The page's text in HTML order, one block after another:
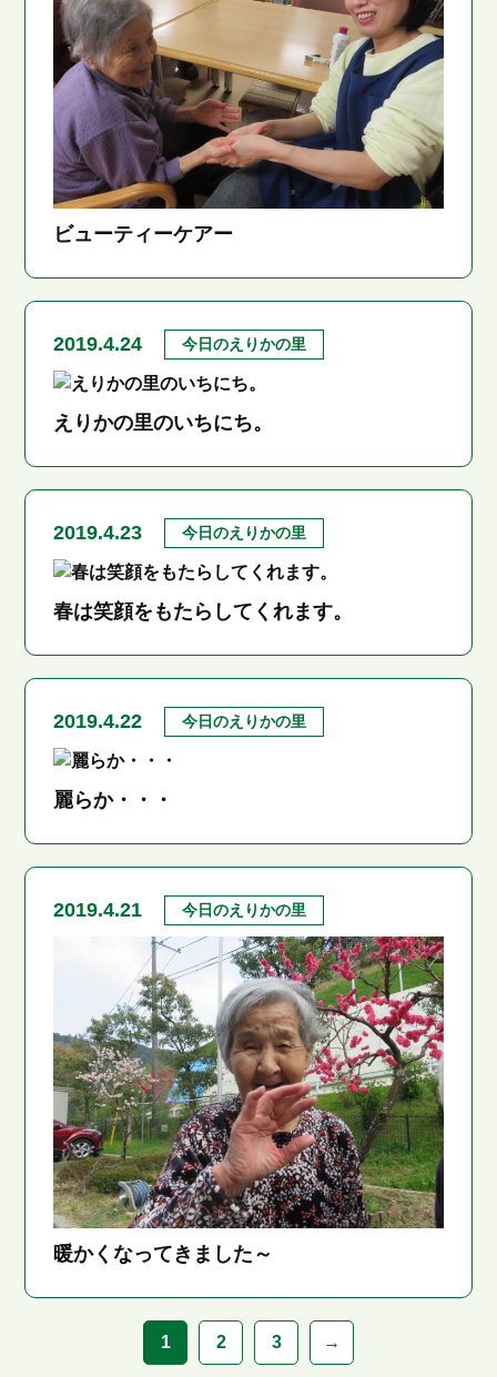
ビューティーケアー
2019.4.24 今日のえりかの里
えりかの里のいちにち。
2019.4.23 今日のえりかの里
春は笑顔をもたらしてくれます。
2019.4.22 今日のえりかの里
麗らか・・・
2019.4.21 今日のえりかの里
暖かくなってきました～
1 2 3 →